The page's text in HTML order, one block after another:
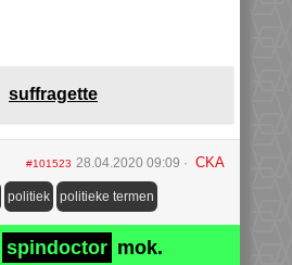
suffragette
#101523 28.04.2020 09:09 CKA
politiek politieke termen
spindoctor mok.